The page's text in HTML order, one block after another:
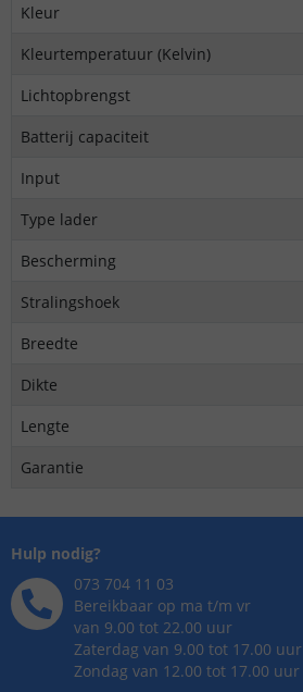
Kleur
Kleurtemperatuur (Kelvin)
Lichtopbrengst
Batterij capaciteit
Input
Type lader
Bescherming
Stralingshoek
Breedte
Dikte
Lengte
Garantie
Hulp nodig?
073 704 11 03
Bereikbaar op ma t/m vr
van 9.00 tot 22.00 uur
Zaterdag van 9.00 tot 17.00 uur
Zondag van 12.00 tot 17.00 uur